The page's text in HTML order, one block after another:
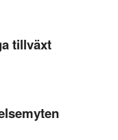
tillväxt